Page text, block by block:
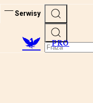
Serwisy
PRO